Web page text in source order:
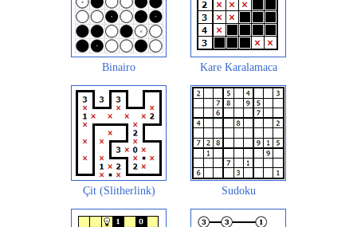
Binairo Kare Karalamaca
Çit (Slitherlink) Sudoku